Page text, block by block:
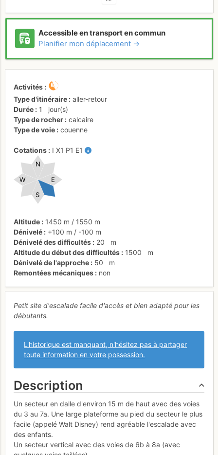
Accessible en transport en commun
Planifier mon déplacement →
Activités
Type d'itinéraire
aller-retour
Durée
1
jour(s)
Type de rocher
calcaire
Type de voie
couenne
Cotations I X1 P1 E1
E
W
S
N
Altitude 1450 m / 1550 m
Dénivelé
+100 m / -100 m
Dénivelé des difficultés
20
m
Altitude du début des difficultés
1500
m
Dénivelé de l'approche
50
m
Remontées mécaniques
non
Petit site d'escalade facile d'accès et bien adapté pour les
débutants.
L'historique est manquant, n'hésitez pas à partager
toute information en votre possession.
Description
Un secteur en dalle d'environ 15 m de haut avec des voies
du 3 au 7a. Une large plateforme au pied du secteur le plus
facile (appelé Walt Disney) rend agréable l'escalade avec
des enfants.
Un secteur vertical avec des voies de 6b à 8a (avec